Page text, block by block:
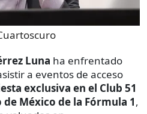
Luna ha enfrentado
a eventos de acceso
exclusiva en el Club 51
de México de la Fórmula 1,